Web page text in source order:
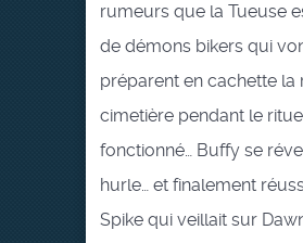
rumeurs que la Tueuse
de démons bikers qui
préparent en cachette
cimetière pendant le
fonctionné… Buffy se
hurle… et finalement
Spike qui veillait sur